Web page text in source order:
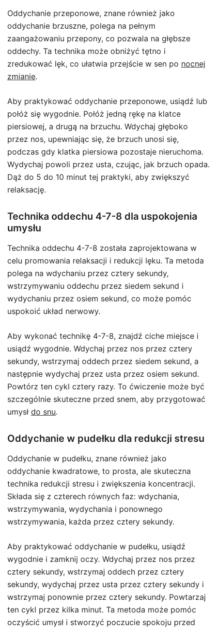
Oddychanie przeponowe, znane również jako
oddychanie brzuszne, polega na pełnym
zaangażowaniu przepony, co pozwala na głębsze
oddechy. Ta technika może obniżyć tętno i
zredukować lęk, co ułatwia przejście w sen po nocnej
zmianie.
Aby praktykować oddychanie przeponowe, usiądź lub
połóż się wygodnie. Połóż jedną rękę na klatce
piersiowej, a drugą na brzuchu. Wdychaj głęboko
przez nos, upewniając się, że brzuch unosi się,
podczas gdy klatka piersiowa pozostaje nieruchoma.
Wydychaj powoli przez usta, czując, jak brzuch opada.
Dąż do 5 do 10 minut tej praktyki, aby zwiększyć
relaksację.
Technika oddechu 4-7-8 dla uspokojenia
umysłu
Technika oddechu 4-7-8 została zaprojektowana w
celu promowania relaksacji i redukcji lęku. Ta metoda
polega na wdychaniu przez cztery sekundy,
wstrzymywaniu oddechu przez siedem sekund i
wydychaniu przez osiem sekund, co może pomóc
uspokoić układ nerwowy.
Aby wykonać technikę 4-7-8, znajdź ciche miejsce i
usiądź wygodnie. Wdychaj przez nos przez cztery
sekundy, wstrzymaj oddech przez siedem sekund, a
następnie wydychaj przez usta przez osiem sekund.
Powtórz ten cykl cztery razy. To ćwiczenie może być
szczególnie skuteczne przed snem, aby przygotować
umysł do snu.
Oddychanie w pudełku dla redukcji stresu
Oddychanie w pudełku, znane również jako
oddychanie kwadratowe, to prosta, ale skuteczna
technika redukcji stresu i zwiększenia koncentracji.
Składa się z czterech równych faz: wdychania,
wstrzymywania, wydychania i ponownego
wstrzymywania, każda przez cztery sekundy.
Aby praktykować oddychanie w pudełku, usiądź
wygodnie i zamknij oczy. Wdychaj przez nos przez
cztery sekundy, wstrzymaj oddech przez cztery
sekundy, wydychaj przez usta przez cztery sekundy i
wstrzymaj ponownie przez cztery sekundy. Powtarzaj
ten cykl przez kilka minut. Ta metoda może pomóc
oczyścić umysł i stworzyć poczucie spokoju przed